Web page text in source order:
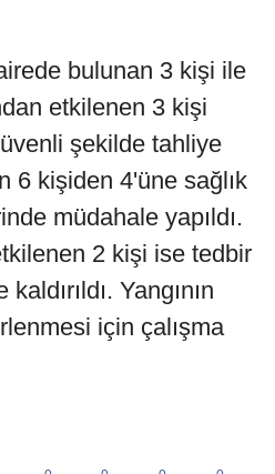
bulunan 3 kişi ile
etkilenen 3 kişi
şekilde tahliye
6 kişiden 4'üne sağlık
müdahale yapıldı.
2 kişi ise tedbir
Yangının
için çalışma